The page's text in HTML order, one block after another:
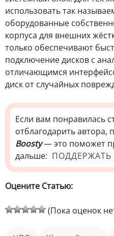
использовать так
оборудованные
корпуса для внешних
только обеспечивают
подключение дисков с
отличающимся
диск от случайных
Если вам понравилась
отблагодарить автора,
Boosty— это поможет
дальше: ПОДДЕРЖАТЬ
Оцените Статью:
(Пока оценок